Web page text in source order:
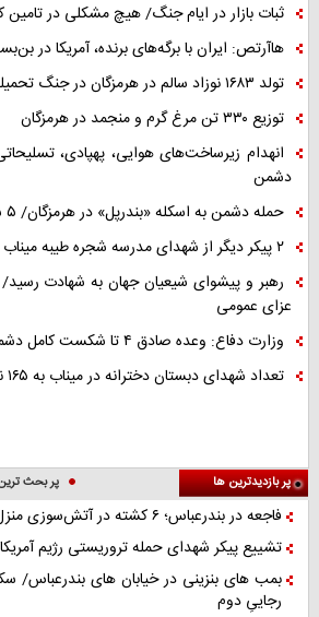
ثبات بازار در ایام جنگ/ هیچ مشکلی در تامین
هاآرتص: ایران با برگه‌های برنده، آمریکا در
تولد ۱۶۸۳ نوزاد سالم در هرمزگان در جنگ تحمیلی
توزیع ۳۳۰ تن مرغ گرم و منجمد در هرمزگان
انهدام زیرساخت‌های هوایی، پهپادی،
دشمن
حمله دشمن به اسکله «بندرپل» در هرمزگان/ ۵ شهید و ۴ مجروح
۲ پیکر دیگر از شهدای مدرسه شجره طیبه میناب شناسایی شد
عزای عمومی
وزارت دفاع: وعده صادق ۴ تا شکست کامل دشمن ادامه خواهد داشت
تعداد شهدای دبستان دخترانه در میناب به ۱۶۵ نفر رسید
پر بازدیدترین ها پر بحث
فاجعه در بندرعباس؛ ۶ کشته در آتش‌سوزی منزل مسکونی
تشییع پیکر شهدای حمله تروریستی رژیم
بمب های بنزینی در خیابان های بندرعباس/
رجاییِ دوم